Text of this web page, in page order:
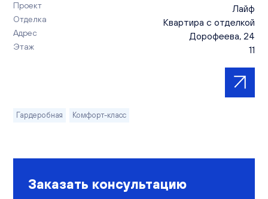
Проект Лайф
Отделка Квартира с отделкой
Адрес Дорофеева, 24
Этаж 11
Гардеробная Комфорт-класс
Заказать консультацию